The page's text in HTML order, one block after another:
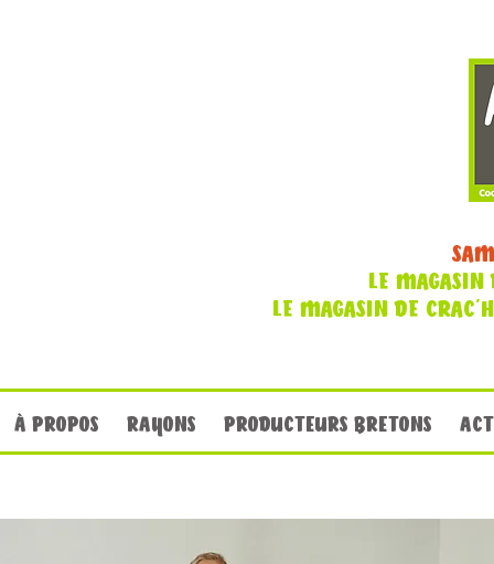
LE MAGASIN
LE MAGASIN DE
À PROPOS RAYONS PRODUCTEURS BRETONS